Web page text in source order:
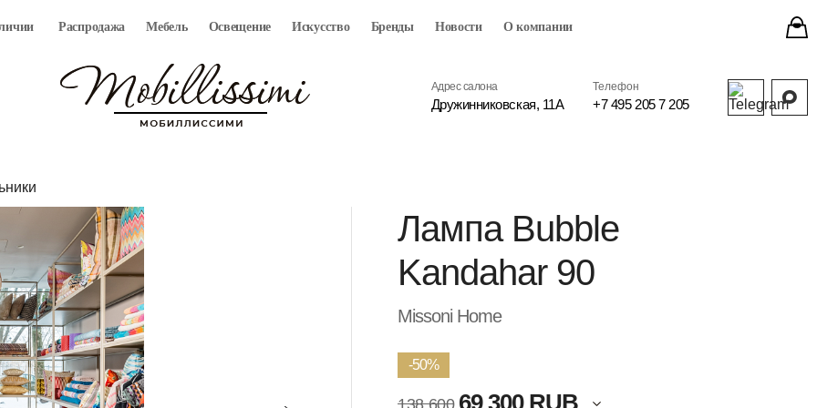
Распродажа Мебель Освещение Искусство Бренды Новости О компании
Адрес салона
Дружинниковская, 11А
Телефон
+7 495 205 7 205
Лампа Bubble
Kandahar 90
Missoni Home
-50%
138 600 69 300 RUB